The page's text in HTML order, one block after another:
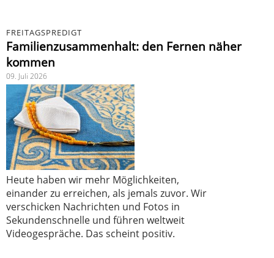
FREITAGSPREDIGT
Familienzusammenhalt: den Fernen näher
kommen
09. Juli 2026
Heute haben wir mehr Möglichkeiten,
einander zu erreichen, als jemals zuvor. Wir
verschicken Nachrichten und Fotos in
Sekundenschnelle und führen weltweit
Videogespräche. Das scheint positiv.